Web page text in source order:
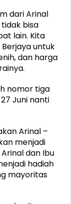
dari Arinal
tidak bisa
lain. Kita
untuk
dan harga
nomor tiga
Juni nanti
Arinal –
menjadi
dan Ibu
hadiah
mayoritas